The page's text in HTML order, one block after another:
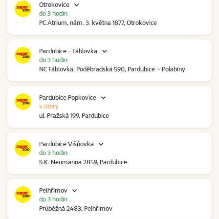
Otrokovice
PC Atrium, nám. 3. května 1877, Otrokovice
do 3 hodin
Pardubice - Fáblovka
NC Fáblovka, Poděbradská 590, Pardubice – Polabiny
do 3 hodin
Pardubice Popkovice
ul. Pražská 199, Pardubice
v úterý
Pardubice Višňovka
S.K. Neumanna 2859, Pardubice
do 3 hodin
Pelhřimov
Průběžná 2483, Pelhřimov
do 3 hodin